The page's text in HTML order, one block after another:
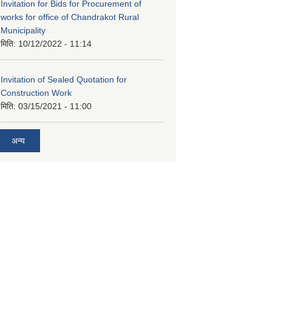
Invitation for Bids for Procurement of
works for office of Chandrakot Rural
Municipality
मिति: 10/12/2022 - 11:14
Invitation of Sealed Quotation for
Construction Work
मिति: 03/15/2021 - 11:00
अन्य